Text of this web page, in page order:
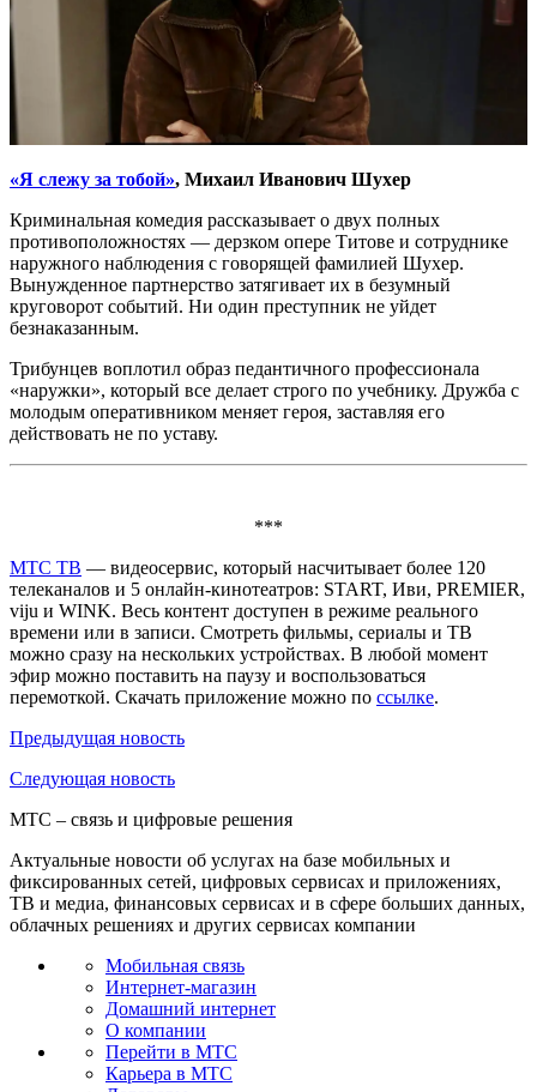
«Я слежу за тобой», Михаил Иванович Шухер
Криминальная комедия рассказывает о двух полных
противоположностях — дерзком опере Титове и сотруднике
наружного наблюдения с говорящей фамилией Шухер.
Вынужденное партнерство затягивает их в безумный
круговорот событий. Ни один преступник не уйдет
безнаказанным.
Трибунцев воплотил образ педантичного профессионала
«наружки», который все делает строго по учебнику. Дружба с
молодым оперативником меняет героя, заставляя его
действовать не по уставу.
***
МТС ТВ — видеосервис, который насчитывает более 120
телеканалов и 5 онлайн-кинотеатров: START, Иви, PREMIER,
viju и WINK. Весь контент доступен в режиме реального
времени или в записи. Смотреть фильмы, сериалы и ТВ
можно сразу на нескольких устройствах. В любой момент
эфир можно поставить на паузу и воспользоваться
перемоткой. Скачать приложение можно по ссылке.
Предыдущая новость
Следующая новость
МТС – связь и цифровые решения
Актуальные новости об услугах на базе мобильных и
фиксированных сетей, цифровых сервисах и приложениях,
ТВ и медиа, финансовых сервисах и в сфере больших данных,
облачных решениях и других сервисах компании
Мобильная связь
Интернет-магазин
Домашний интернет
О компании
Перейти в МТС
Карьера в МТС